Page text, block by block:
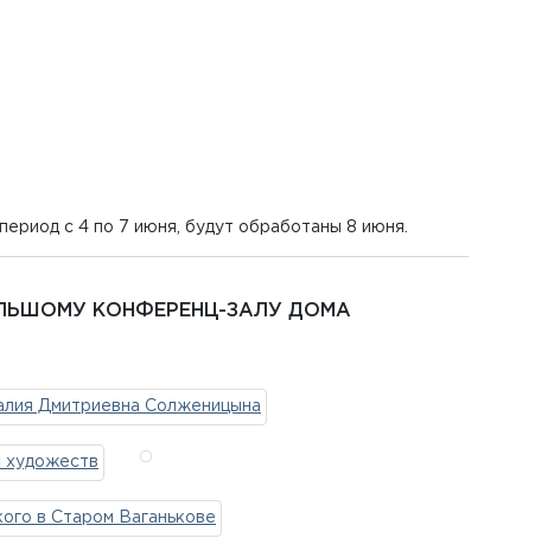
с 4 по 7 июня, будут обработаны 8 июня.
КОНФЕРЕНЦ-ЗАЛУ ДОМА